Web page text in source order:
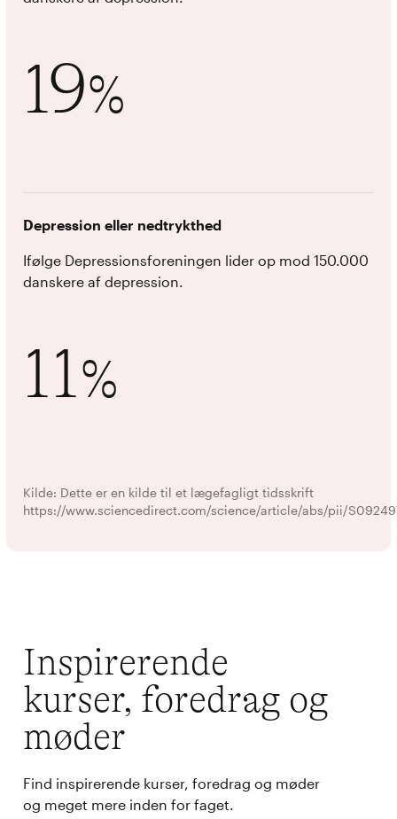
19%
Depression eller nedtrykthed
Ifølge Depressionsforeningen lider op mod 150.000
danskere af depression.
11%
Kilde: Dette er en kilde til et lægefagligt tidsskrift
https://www.sciencedirect.com/science/article/abs/pii/
Inspirerende
kurser, foredrag og
møder
Find inspirerende kurser, foredrag og møder
og meget mere inden for faget.